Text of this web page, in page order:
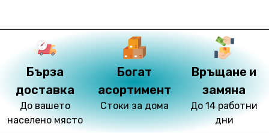
Бърза
доставка
До вашето
населено място
Богат
асортимент
Стоки за дома
Връщане и
замяна
До 14 работни
дни